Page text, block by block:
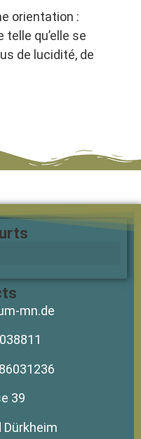
orientation :
qu’elle se
de lucidité, de
mn.de
39
Dürkheim